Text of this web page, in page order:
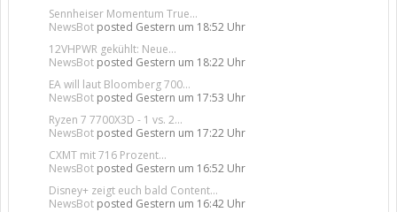
Sennheiser Momentum True...
NewsBot posted Gestern um 18:52 Uhr
12VHPWR gekühlt: Neue...
NewsBot posted Gestern um 18:22 Uhr
EA will laut Bloomberg 700...
NewsBot posted Gestern um 17:53 Uhr
Ryzen 7 7700X3D - 1 vs. 2...
NewsBot posted Gestern um 17:22 Uhr
CXMT mit 716 Prozent...
NewsBot posted Gestern um 16:52 Uhr
Disney+ zeigt euch bald Content...
NewsBot posted Gestern um 16:42 Uhr